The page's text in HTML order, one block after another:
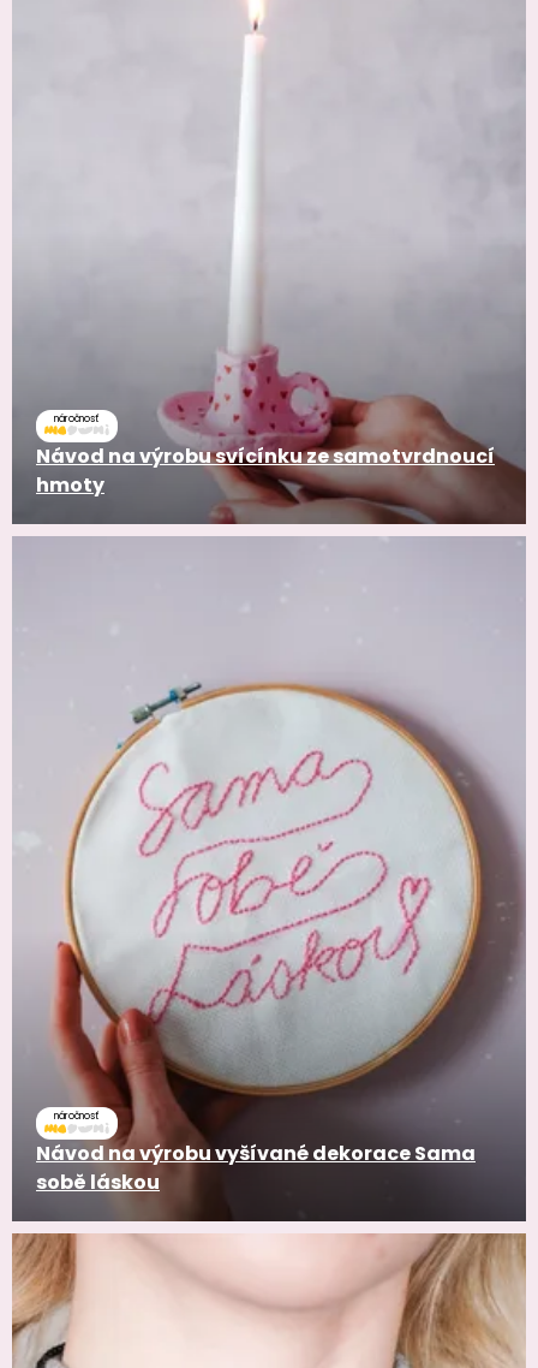
náročnosť
Návod na výrobu svícínku ze samotvrdnoucí
hmoty
náročnosť
Návod na výrobu vyšívané dekorace Sama
sobě láskou